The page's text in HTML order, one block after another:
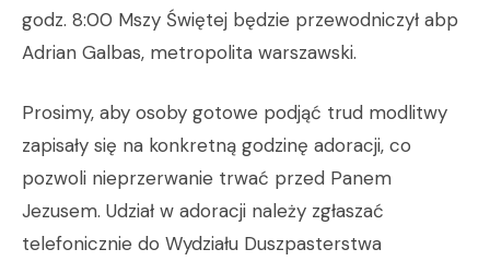
godz. 8:00 Mszy Świętej będzie przewodniczył abp
Adrian Galbas, metropolita warszawski.
Prosimy, aby osoby gotowe podjąć trud modlitwy
zapisały się na konkretną godzinę adoracji, co
pozwoli nieprzerwanie trwać przed Panem
Jezusem. Udział w adoracji należy zgłaszać
telefonicznie do Wydziału Duszpasterstwa